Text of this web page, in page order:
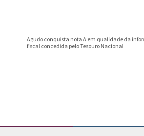
Agudo conquista nota A em qualidade da
fiscal concedida pelo Tesouro Nacional